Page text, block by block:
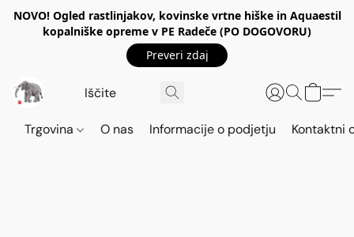
NOVO! Ogled rastlinjakov, kovinske vrtne hiške in Aquaestil
kopalniške opreme v PE Radeče (PO DOGOVORU)
Preveri zdaj
Trgovina O nas Informacije o podjetju Kontaktni